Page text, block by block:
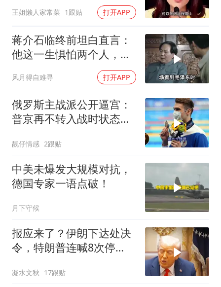
王姐懒人家常菜 1跟贴 打开APP
蒋介石临终前坦白直言：
他这一生惧怕两个人，却
风月得自难寻 打开APP
俄罗斯主战派公开逼宫：
普京再不转入战时状态，
靓仔情感 2跟贴
中美未爆发大规模对抗，
德国专家一语点破！
月下守候
报应来了？伊朗下达处决
令，特朗普连喊8次停
凝水文秋 17跟贴